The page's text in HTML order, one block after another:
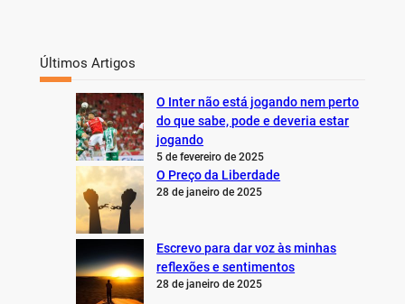
Últimos Artigos
O Inter não está jogando nem perto
do que sabe, pode e deveria estar
jogando
5 de fevereiro de 2025
O Preço da Liberdade
28 de janeiro de 2025
Escrevo para dar voz às minhas
reflexões e sentimentos
28 de janeiro de 2025